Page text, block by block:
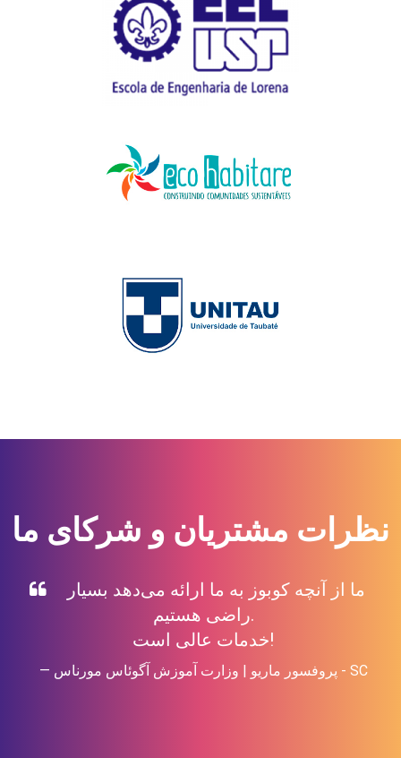
نظرات مشتریان و شرکای ما
ما از آنچه کوبوز به ما ارائه می‌دهد بسیار
راضی هستیم.
خدمات عالی است!
پروفسور ماریو | وزارت آموزش آگوئاس مورناس - SC